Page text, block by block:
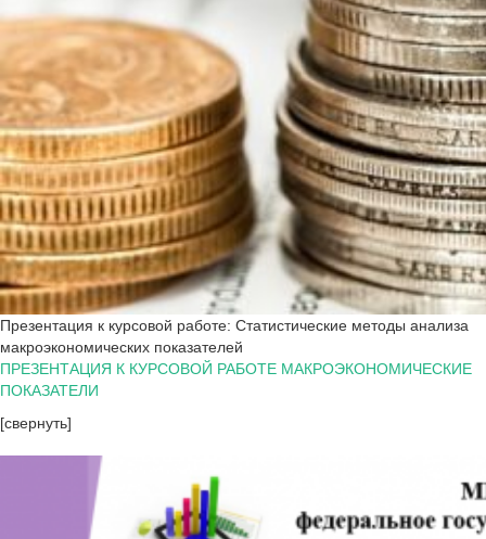
Презентация к курсовой работе: Статистические методы анализа
макроэкономических показателей
ПРЕЗЕНТАЦИЯ К КУРСОВОЙ РАБОТЕ МАКРОЭКОНОМИЧЕСКИЕ
ПОКАЗАТЕЛИ
[свернуть]